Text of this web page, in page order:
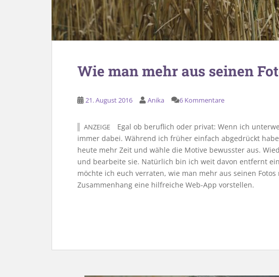
Wie man mehr aus seinen
21. August 2016 Anika 6 Kommentare
ANZEIGE
Egal ob beruflich oder privat: Wenn ich
immer dabei. Während ich früher einfach abgedrückt
heute mehr Zeit und wähle die Motive bewusster aus.
und bearbeite sie. Natürlich bin ich weit davon entfernt
möchte ich euch verraten, wie man mehr aus seinen
Zusammenhang eine hilfreiche Web-App vorstellen.